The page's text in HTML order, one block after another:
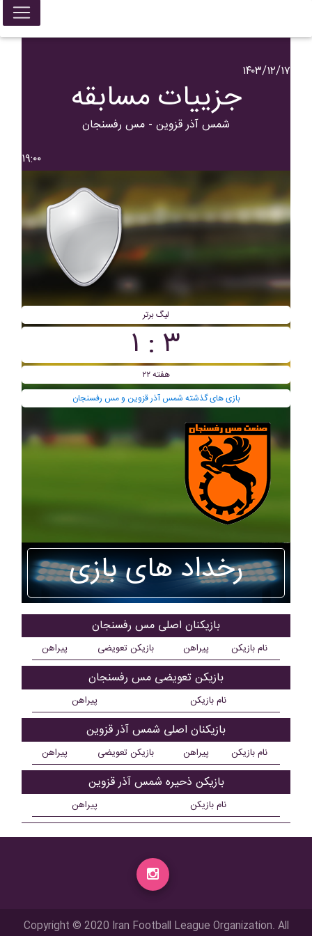
۱۴۰۳/۱۲/۱۷
جزییات مسابقه
شمس آذر قزوین - مس رفسنجان
۱۹:۰۰
لیگ برتر
۳ : ۱
هفته ۲۲
بازی های گذشته شمس آذر قزوین و مس رفسنجان
رخداد های بازی
بازیکنان اصلی مس رفسنجان
نام بازیکن پیراهن بازیکن تعویضی پیراهن
بازیکن تعویضی مس رفسنجان
نام بازیکن پیراهن
بازیکنان اصلی شمس آذر قزوین
نام بازیکن پیراهن بازیکن تعویضی پیراهن
بازیکن ذحیره شمس آذر قزوین
نام بازیکن پیراهن
Copyright © 2020 Iran Football League Organization. All